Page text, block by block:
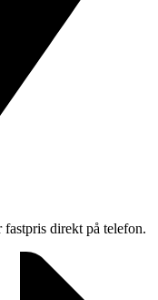
direkt på telefon.